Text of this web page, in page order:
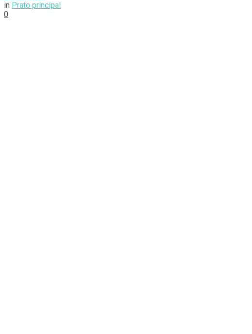
in Prato principal
0